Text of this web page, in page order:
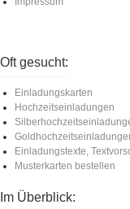
Oft gesucht:
Einladungskarten
Hochzeitseinladungen
Einladungstexte,
Musterkarten bestellen
Im Überblick: